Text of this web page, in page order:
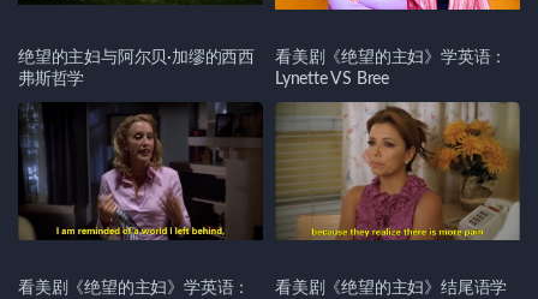
绝望的主妇与阿尔贝·加缪的西西
弗斯哲学
看美剧《绝望的主妇》学英语：
Lynette VS Bree
看美剧《绝望的主妇》学英语：
看美剧《绝望的主妇》结尾语学